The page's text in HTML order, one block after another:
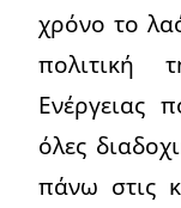
χρόνο το
πολιτική
Ενέργειας
όλες
πάνω στις